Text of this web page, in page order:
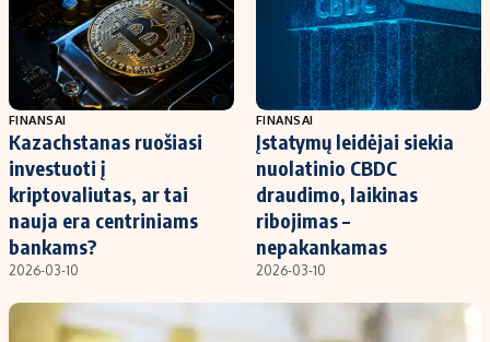
Kontaktai
Regionų naujienos
Indėlių palūkanos
FINANSAI
Kazachstanas ruošiasi
investuoti į
kriptovaliutas, ar tai
nauja era centriniams
bankams?
2026-03-10
FINANSAI
Įstatymų leidėjai siekia
nuolatinio CBDC
draudimo, laikinas
ribojimas –
nepakankamas
2026-03-10